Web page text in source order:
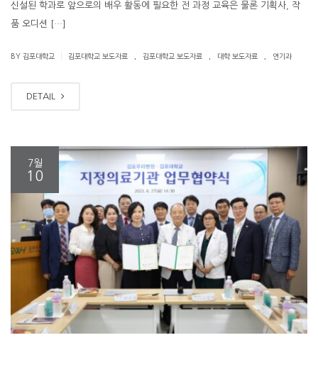
신설된 학과로 앞으로의 배우 활동에 필요한 전 과정 교육은 물론 기획사, 작
품 오디션 […]
BY 김포대학교 김포대학교 보도자료 김포대학교 보도자료 대학 보도자료 연기과
DETAIL
7월
10